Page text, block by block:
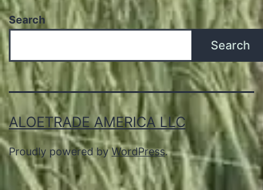
Search
Search
ALOETRADE AMERICA LLC
Proudly powered byWordPress.